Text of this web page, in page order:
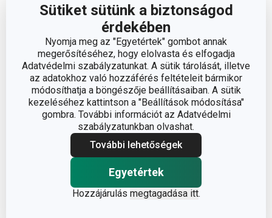
Sütiket sütünk a biztonságod
érdekében
Nyomja meg az "Egyetértek" gombot annak
megerősítéséhez, hogy elolvasta és elfogadja
Adatvédelmi szabályzatunkat. A sütik tárolását, illetve
az adatokhoz való hozzáférés feltételeit bármikor
módosíthatja a böngészője beállításaiban. A sütik
kezeléséhez kattintson a "Beállítások módosítása"
gombra. További információt az Adatvédelmi
szabályzatunkban olvashat.
További lehetőségek
Egyetértek
Hozzájárulás megtagadása itt.
Élvezed az ízletes kávé ízét, még akkor is, ha távol vagy a
civilizációtól! Csak egy gáztűzhelyre lesz szükséged és
bárhol elkészítheted. APALOMA kávéfőzővel 2 csésze
eszpresszó kávé készíthető. Két részből áll, amelyeket
egy kávétartály köt össze. Csavarással válaszd el
egymástól a két részét, töltsd fel az alsó részt hideg
vízzel úgy, hogy a szintje a biztonsági szelep alsó széle
alatt legyen. Helyezd be a kávétartályt, töltsd meg őrölt
kávéval, és a kávét simítsd el a tartály felső szélével egy
vonalban. A kávéfőző alsó részére csavard rá a felső
részt majd húzd be, helyezd a tűzhelyre, és három perc